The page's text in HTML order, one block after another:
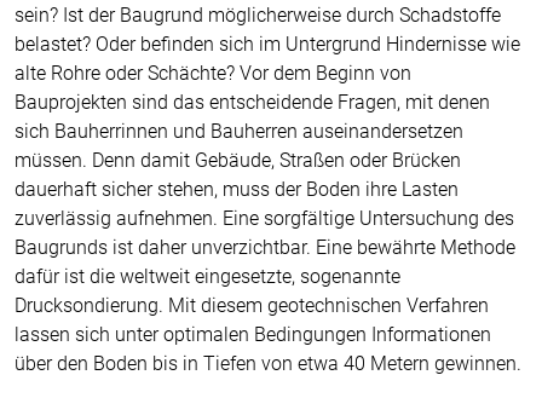
sein? Ist der Baugrund möglicherweise durch Schadstoffe
belastet? Oder befinden sich im Untergrund Hindernisse wie
alte Rohre oder Schächte? Vor dem Beginn von
Bauprojekten sind das entscheidende Fragen, mit denen
sich Bauherrinnen und Bauherren auseinandersetzen
müssen. Denn damit Gebäude, Straßen oder Brücken
dauerhaft sicher stehen, muss der Boden ihre Lasten
zuverlässig aufnehmen. Eine sorgfältige Untersuchung des
Baugrunds ist daher unverzichtbar. Eine bewährte Methode
dafür ist die weltweit eingesetzte, sogenannte
Drucksondierung. Mit diesem geotechnischen Verfahren
lassen sich unter optimalen Bedingungen Informationen
über den Boden bis in Tiefen von etwa 40 Metern gewinnen.